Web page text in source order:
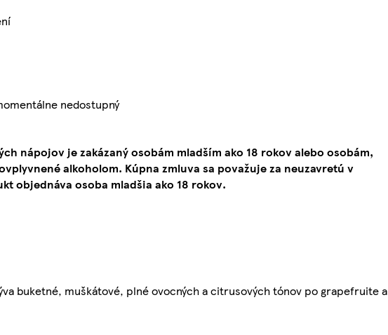
nedostupný
nápojov je zakázaný osobám mladším ako 18 rokov alebo osobám,
alkoholom. Kúpna zmluva sa považuje za neuzavretú v
objednáva osoba mladšia ako 18 rokov.
buketné, muškátové, plné ovocných a citrusových tónov po grapefruite a